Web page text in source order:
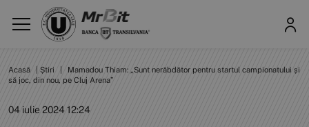
Acasă Știri
Mamadou Thiam: „Sunt nerăbdător pentru startul campionatului și
să joc, din nou, pe Cluj Arena”
04 iulie 2024 12:24